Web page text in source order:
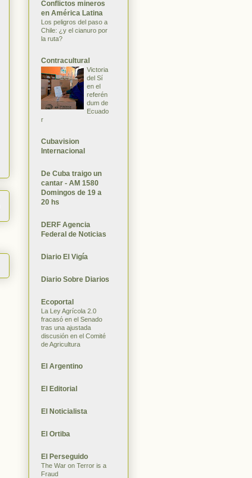
Conflictos mineros
en América Latina
Los peligros del paso a
Chile: ¿y el cianuro por
la ruta?
Contracultural
Victoria
del Sí
en el
referén
dum de
Ecuado
r
Cubavision
Internacional
De Cuba traigo un
cantar - AM 1580
Domingos de 19 a
20 hs
DERF Agencia
Federal de Noticias
Diario El Vigía
Diario Sobre Diarios
Ecoportal
La Ley Agrícola 2.0
fracasó en el Senado
tras una ajustada
discusión en el Comité
de Agricultura
El Argentino
El Editorial
El Noticialista
El Ortiba
El Perseguido
The War on Terror is a
Fraud